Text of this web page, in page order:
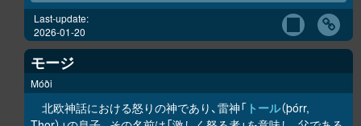
Last-update:
2026-01-20
モージ
Móði
北欧神話における怒りの神であり、雷神「 トール（þórr,